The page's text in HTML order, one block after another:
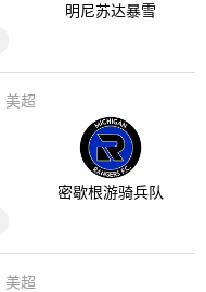
明尼苏达暴雪
美超
密歇根游骑兵队
美超